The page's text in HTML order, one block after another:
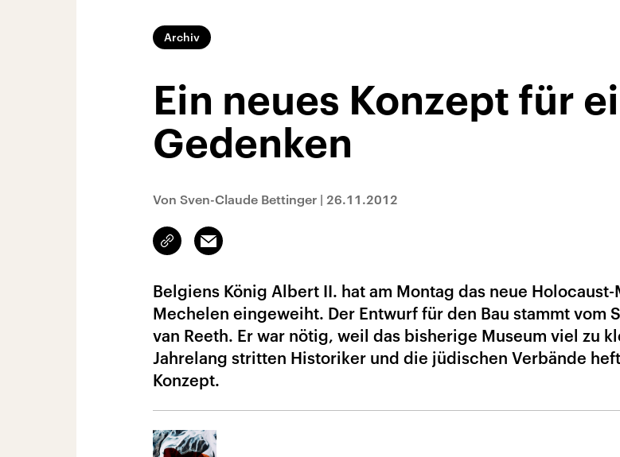
Archiv
Ein neues Konzept für
Gedenken
Von Sven-Claude Bettinger | 26.11.2012
Link
kopieren/teilen
Email
Belgiens König Albert II. hat am Montag das neue Holocaust-
Mechelen eingeweiht. Der Entwurf für den Bau stammt vom
van Reeth. Er war nötig, weil das bisherige Museum viel zu
Jahrelang stritten Historiker und die jüdischen Verbände
Konzept.